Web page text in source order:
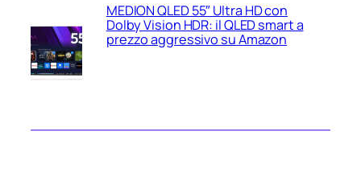
MEDION QLED 55″ Ultra HD con
Dolby Vision HDR: il QLED smart a
prezzo aggressivo su Amazon